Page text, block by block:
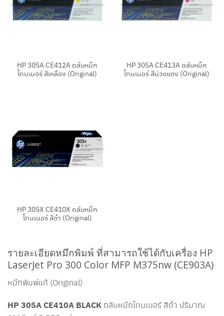
HP 305A CE412A ตลับหมึก
โทนเนอร์ สีเหลือง (Original)
HP 305A CE413A ตลับหมึก
โทนเนอร์ สีม่วงแดง (Original)
HP 305X CE410X ตลับหมึก
โทนเนอร์ สีดำ (Original)
รายละเอียดหมึกพิมพ์ ที่สามารถใช้ได้กับเครื่อง HP
LaserJet Pro 300 Color MFP M375nw (CE903A)
หมึกพิมพ์แท้ (Original)
HP 305A CE410A BLACK ตลับหมึกโทนเนอร์ สีดำ ปริมาณ